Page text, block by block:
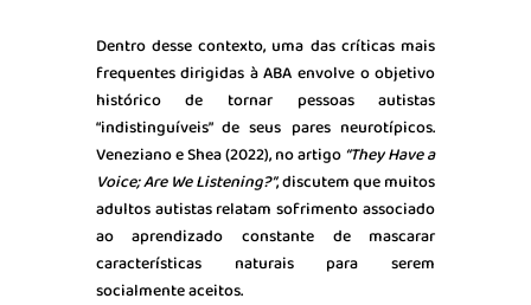
Dentro desse contexto, uma das críticas mais
frequentes dirigidas à ABA envolve o objetivo
histórico de tornar pessoas autistas
“indistinguíveis” de seus pares neurotípicos.
Veneziano e Shea (2022), no artigo“TheyHavea
Voice; AreWeListening?”, discutem que muitos
adultos autistas relatam sofrimento associado
ao aprendizado constante de mascarar
características naturais para serem
socialmente aceitos.